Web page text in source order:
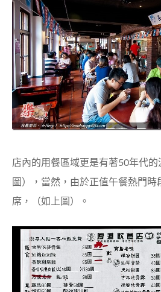
店內的用餐區域更是有著50年代
圖），當然，由於正值午餐熱門時
席，（如上圖）。